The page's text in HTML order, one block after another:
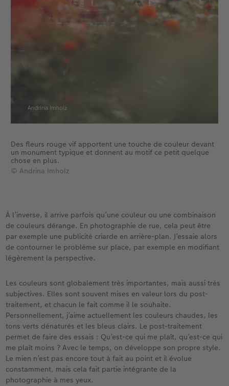
Des fleurs rouge vif apportent une touche de couleur devant
un monument typique et donnent au motif ce petit quelque
chose en plus.
© Andrina Imholz
À l’inverse, il arrive parfois qu’une couleur ou une combinaison
de couleurs dérange. En photographie de rue, cela peut être
par exemple une publicité criarde en arrière-plan. J’essaie alors
de contourner le problème sur place, par exemple en modifiant
légèrement la perspective.
Les couleurs sont globalement très importantes, mais aussi très
subjectives. Elles sont souvent mises en valeur lors du post-
traitement, et chacun le fait comme il le souhaite.
Personnellement, j’aime actuellement les couleurs chaudes, les
tons verts dénaturés et les bleus clairs. Le post-traitement
permet de faire des essais : Qu’est-ce qui me plaît, qu’est-ce qui
me plaît moins ? Avec le temps, on développe son propre style.
Le mien n’est pas encore tout à fait au point et il évolue
constamment, mais cela fait partie intégrante de la
photographie à mes yeux.